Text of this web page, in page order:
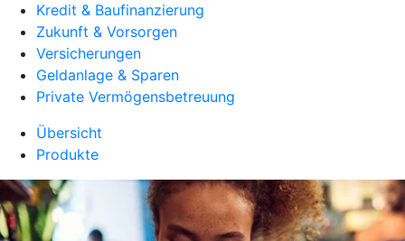
Kredit & Baufinanzierung
Zukunft & Vorsorgen
Versicherungen
Geldanlage & Sparen
Private Vermögensbetreuung
Übersicht
Produkte